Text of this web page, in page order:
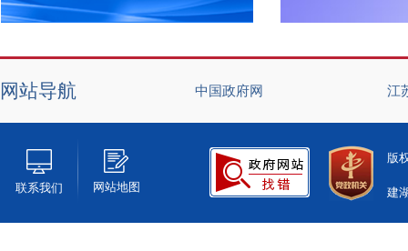
网站导航 中国政府网 江
联系我们 网站地图
版
建